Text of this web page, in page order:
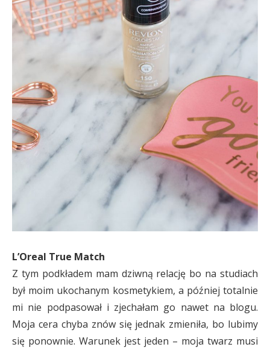
L’Oreal True Match
Z tym podkładem mam dziwną relację bo na studiach
był moim ukochanym kosmetykiem, a później totalnie
mi nie podpasował i zjechałam go nawet na blogu.
Moja cera chyba znów się jednak zmieniła, bo lubimy
się ponownie. Warunek jest jeden – moja twarz musi